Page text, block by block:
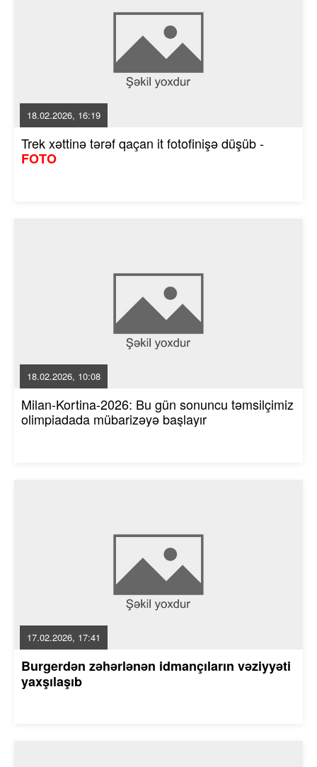
18.02.2026, 16:19
Trek xəttinə tərəf qaçan it fotofinişə düşüb -
FOTO
18.02.2026, 10:08
Milan-Kortina-2026: Bu gün sonuncu təmsilçimiz
olimpiadada mübarizəyə başlayır
17.02.2026, 17:41
Burgerdən zəhərlənən idmançıların vəziyyəti
yaxşılaşıb